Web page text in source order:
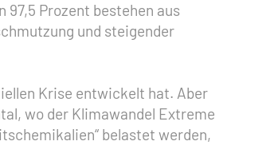
Prozent bestehen aus
und steigender
Krise entwickelt hat. Aber
wo der Klimawandel Extreme
belastet werden,